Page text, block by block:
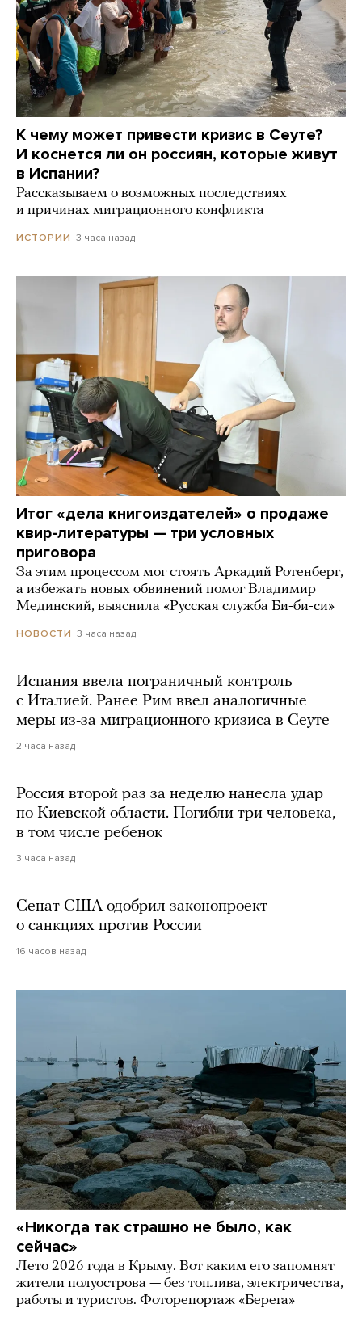
К чему может привести кризис в Сеуте?
И коснется ли он россиян, которые живут
в Испании?
Рассказываем о возможных последствиях
и причинах миграционного конфликта
ИСТОРИИ 3 часа назад
Итог «дела книгоиздателей» о продаже
квир-литературы — три условных
приговора
За этим процессом мог стоять Аркадий Ротенберг,
а избежать новых обвинений помог Владимир
Мединский, выяснила «Русская служба Би-би-си»
НОВОСТИ 3 часа назад
Испания ввела пограничный контроль
с Италией. Ранее Рим ввел аналогичные
меры из-за миграционного кризиса в Сеуте
2 часа назад
Россия второй раз за неделю нанесла удар
по Киевской области. Погибли три человека,
в том числе ребенок
3 часа назад
Сенат США одобрил законопроект
о санкциях против России
16 часов назад
«Никогда так страшно не было, как
сейчас»
Лето 2026 года в Крыму. Вот каким его запомнят
жители полуострова — без топлива, электричества,
работы и туристов. Фоторепортаж «Берега»